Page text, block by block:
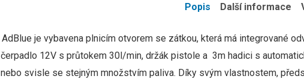
Popis Další informace
AdBlue je vybavena plnicím otvorem se zátkou, která má integrované
čerpadlo 12V s průtokem 30l/min, držák pistole a 3m hadici s
nebo svisle se stejným množstvím paliva. Díky svým vlastnostem,